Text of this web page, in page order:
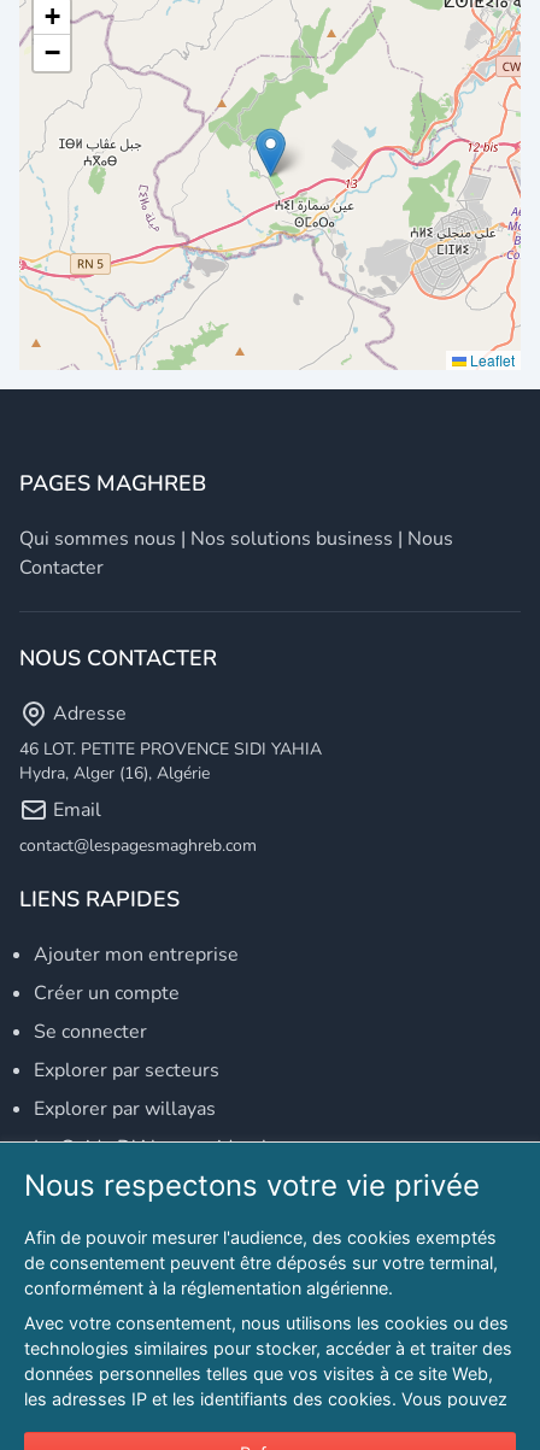
+
−
Leaflet
PAGES MAGHREB
Qui sommes nous | Nos solutions business | Nous
Contacter
NOUS CONTACTER
Adresse
46 LOT. PETITE PROVENCE SIDI YAHIA
Hydra, Alger (16), Algérie
Email
contact@lespagesmaghreb.com
LIENS RAPIDES
Ajouter mon entreprise
Créer un compte
Se connecter
Explorer par secteurs
Explorer par willayas
Le Guide D'Alger, guide-alger.com
NOS RÉSEAUX SOCIAUX
Notre page Facebook
Notre page LinkedIn
Notre page Instagram
Notre page Twitter
Nous respectons votre vie privée
Afin de pouvoir mesurer l'audience, des cookies exemptés
de consentement peuvent être déposés sur votre terminal,
conformément à la réglementation algérienne.
Avec votre consentement, nous utilisons les cookies ou des
technologies similaires pour stocker, accéder à et traiter des
données personnelles telles que vos visites à ce site Web,
les adresses IP et les identifiants des cookies. Vous pouvez